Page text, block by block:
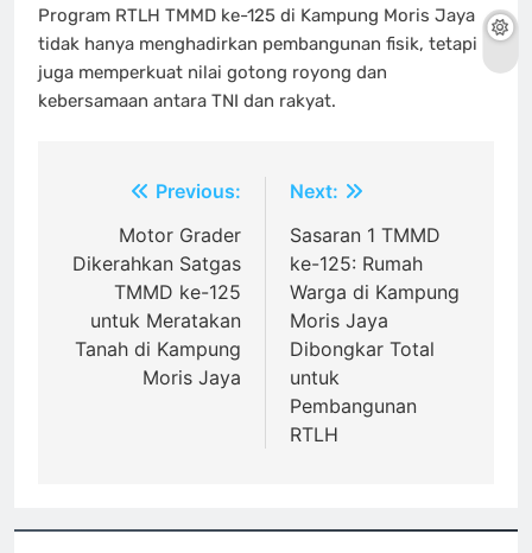
Program RTLH TMMD ke-125 di Kampung Moris Jaya
tidak hanya menghadirkan pembangunan fisik, tetapi
juga memperkuat nilai gotong royong dan
kebersamaan antara TNI dan rakyat.
NavigasiPrevious:
Motor Grader
Dikerahkan Satgas
TMMD ke-125
untuk Meratakan
Tanah di Kampung
Moris Jaya
Next:
Sasaran 1 TMMD
ke-125: Rumah
Warga di Kampung
Moris Jaya
Dibongkar Total
untuk
Pembangunan
RTLH